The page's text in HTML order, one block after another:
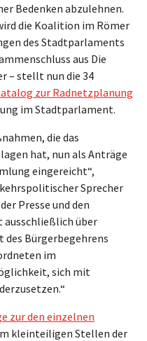
Bedenken abzulehnen.
die Koalition im Römer
des Stadtparlaments
aus Die
– stellt nun die 34
zur Radnetzplanung
im Stadtparlament.
die das
hat, nun als Anträge
eingereicht“,
Sprecher
Presse und den
ausschließlich über
des Bürgerbegehrens
im
sich mit
zur den einzelnen
kleinteiligen Stellen der